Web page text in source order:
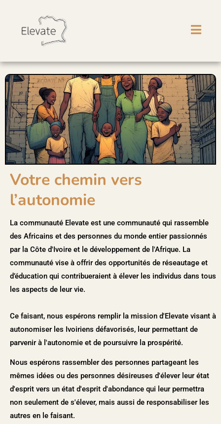
Votre chemin vers
l’autonomie
La communauté Elevate est une communauté qui rassemble
des Africains et des personnes du monde entier passionnés
par la Côte d'Ivoire et le développement de l'Afrique. La
communauté vise à offrir des opportunités de réseautage et
d’éducation qui contribueraient à élever les individus dans tous
les aspects de leur vie.
Ce faisant, nous espérons remplir la mission d'Elevate visant à
autonomiser les Ivoiriens défavorisés, leur permettant de
parvenir à l'autonomie et de poursuivre la prospérité.
Nous espérons rassembler des personnes partageant les
mêmes idées ou des personnes désireuses d'élever leur état
d'esprit vers un état d'esprit d'abondance qui leur permettra
non seulement de s'élever, mais aussi de responsabiliser les
autres en le faisant.